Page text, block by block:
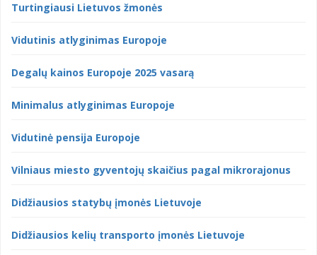
Turtingiausi Lietuvos žmonės
Vidutinis atlyginimas Europoje
Degalų kainos Europoje 2025 vasarą
Minimalus atlyginimas Europoje
Vidutinė pensija Europoje
Vilniaus miesto gyventojų skaičius pagal mikrorajonus
Didžiausios statybų įmonės Lietuvoje
Didžiausios kelių transporto įmonės Lietuvoje